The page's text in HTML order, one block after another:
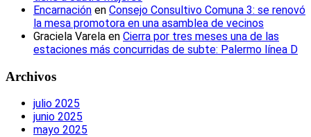
Encarnación en Consejo Consultivo Comuna 3: se renovó
la mesa promotora en una asamblea de vecinos
Graciela Varela en Cierra por tres meses una de las
estaciones más concurridas de subte: Palermo línea D
Archivos
julio 2025
junio 2025
mayo 2025